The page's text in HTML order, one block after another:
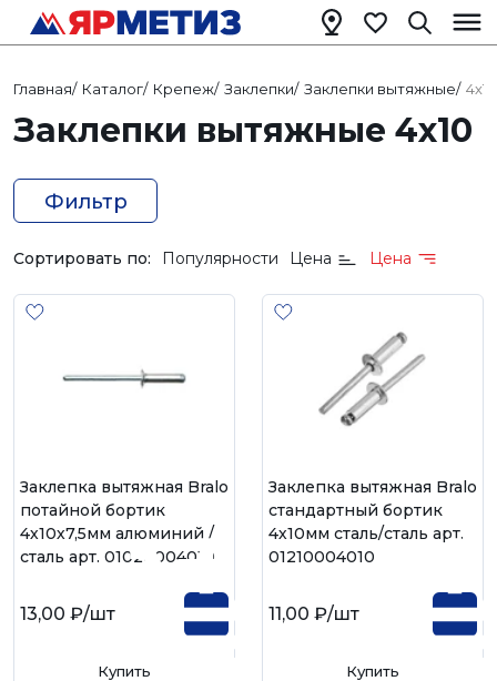
Главная/ Каталог/ Крепеж/ Заклепки/ Заклепки вытяжные/ 4х10
Заклепки вытяжные 4х10
Фильтр
Сортировать по: Популярности Цена Цена
Заклепка вытяжная Bralo
потайной бортик
4х10х7,5мм алюминий /
сталь арт. 01020004010
13,00 ₽/шт
Купить
Заклепка вытяжная Bralo
стандартный бортик
4х10мм сталь/сталь арт.
01210004010
11,00 ₽/шт
Купить